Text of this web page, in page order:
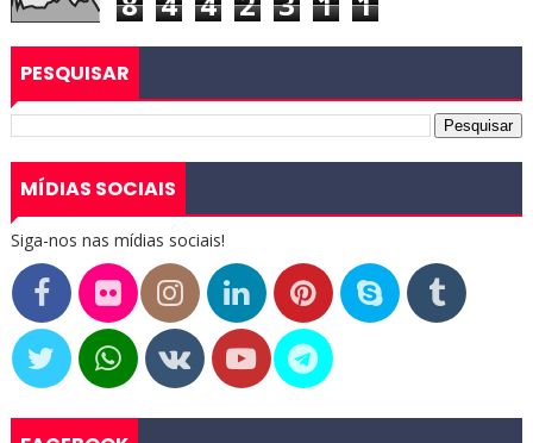
PESQUISAR
MÍDIAS SOCIAIS
Siga-nos nas mídias sociais!